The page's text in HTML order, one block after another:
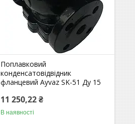
Поплавковий
конденсатовідвідник
фланцевий Ayvaz SK-51 Ду 15
11 250,22 ₴
В наявності